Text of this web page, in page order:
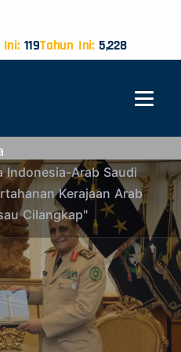
Ini:119Tahun Ini: 5,228
Indonesia-Arab Saudi
Kerajaan Arab
Cilangkap"